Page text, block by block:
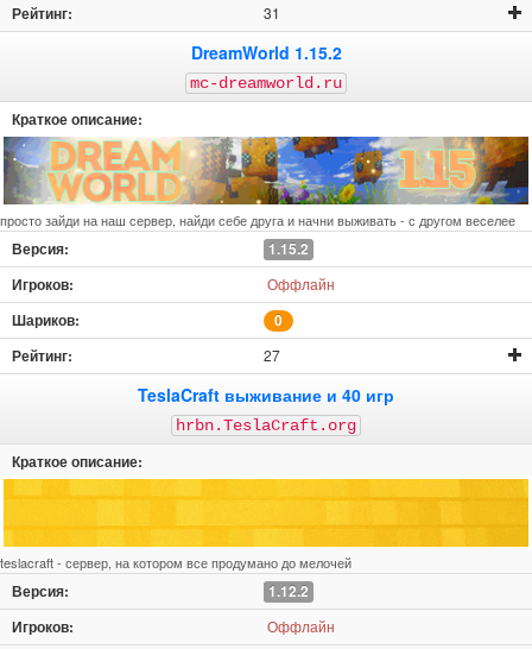
31
DreamWorld 1.15.2
mc-dreamworld.ru
просто зайди на наш сервер, найди себе друга и начни выживать - с другом веселее
1.15.2
Оффлайн
0
27
TeslaCraft выживание и 40 игр
hrbn.TeslaCraft.org
teslacraft - сервер, на котором все продумано до мелочей
1.12.2
Оффлайн